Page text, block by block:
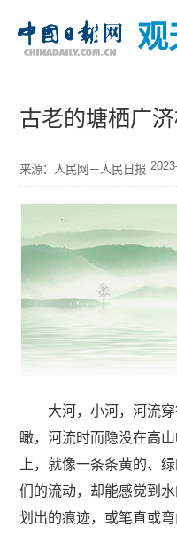
观
古老的塘栖广济
来源：人民网－人民日报
大河，小河，河流
瞰，河流时而隐没在高
上，就像一条条黄的、
们的流动，却能感觉到
划出的痕迹，或笔直或